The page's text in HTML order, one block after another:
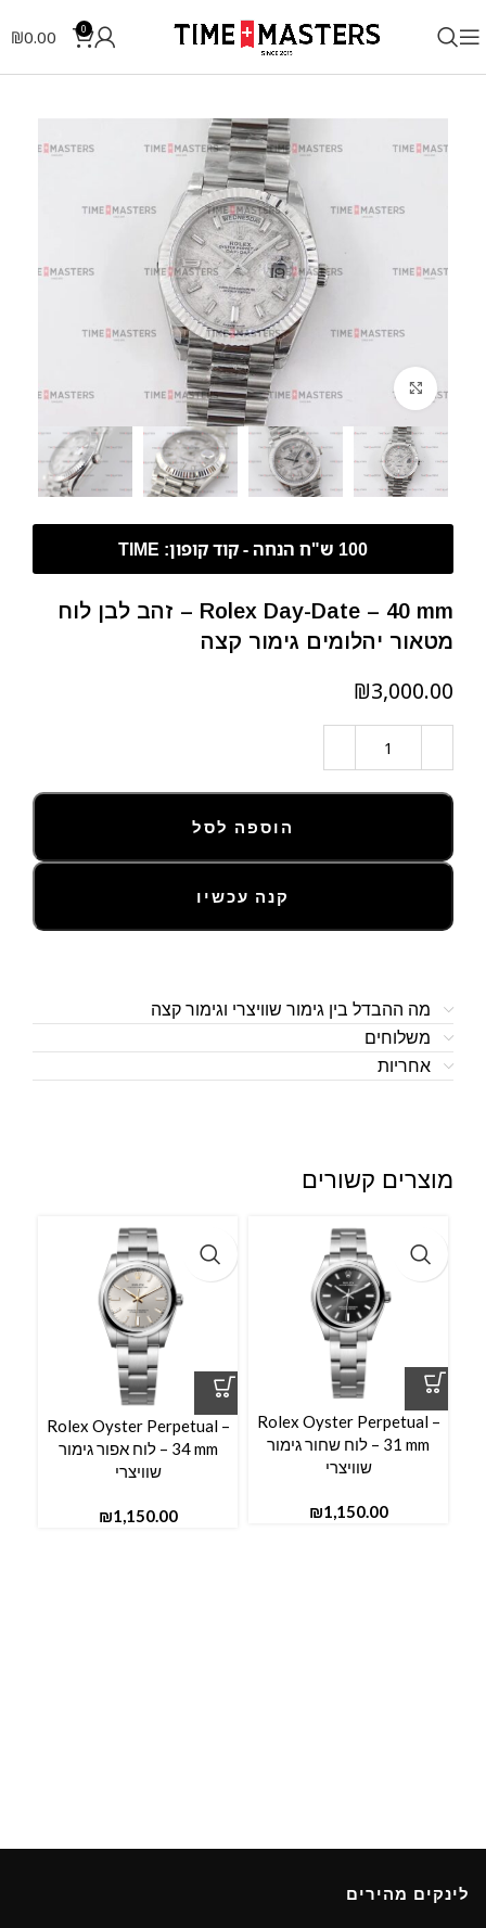
0
₪0.00
לחצו להגדלה
Rolex Day-Date – 40 mm – זהב לבן לוח
מטאור יהלומים גימור קצה
₪
הוספה לסל
קנה עכשיו
מה ההבדל בין גימור שוויצרי וגימור קצה
משלוחים
אחריות
מוצרים קשורים
Rolex Oyster Perpetual –
31 mm – לוח שחור גימור
שוויצרי
₪
Rolex Oyster Perpetual –
34 mm – לוח אפור גימור
שוויצרי
₪
לינקים מהירים